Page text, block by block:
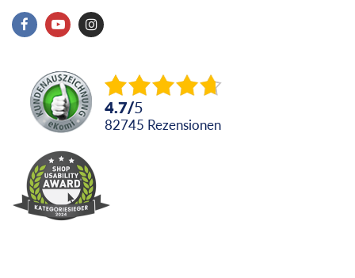
4.7/5
82745 Rezensionen